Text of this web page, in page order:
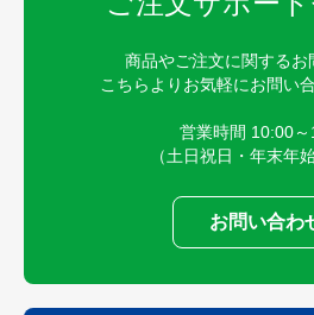
商品やご注文に関するお
こちらよりお気軽にお問い
営業時間 10:00
（土日祝日・年末年
お問い合わ